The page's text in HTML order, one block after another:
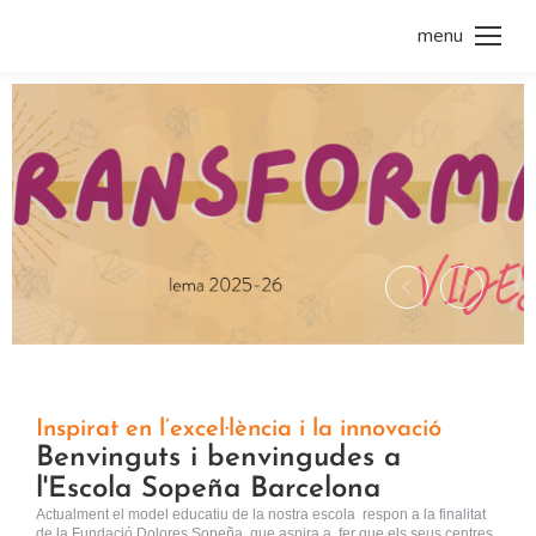
menu
Inspirat en l’excel·lència i la innovació
Benvinguts i benvingudes a
l'Escola Sopeña Barcelona
Actualment el model educatiu de la nostra escola respon a la finalitat